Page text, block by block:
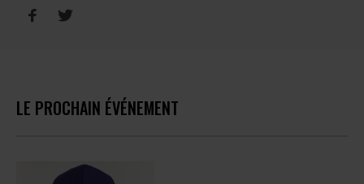
LE PROCHAIN ÉVÉNEMENT